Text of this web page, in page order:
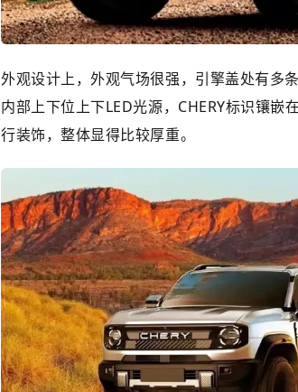
外观设计上，外观气场很强，引擎盖处有多
内部上下位上下LED光源，CHERY标识镶
行装饰，整体显得比较厚重。